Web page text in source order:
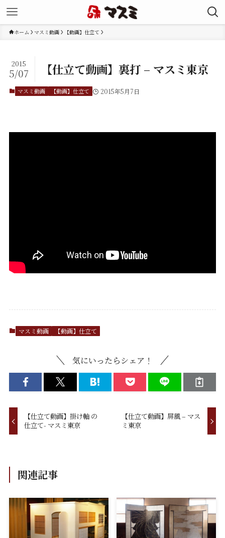
ホーム マスミ動画 【動画】仕立て
【仕立て動画】裏打 – マスミ東京
2015
5/07
マスミ動画 【動画】仕立て 2015年5月7日
マスミ動画 【動画】仕立て
気にいったらシェア！
【仕立て動画】掛け軸 の
仕立て- マスミ東京
【仕立て動画】屏風 – マス
ミ東京
関連記事